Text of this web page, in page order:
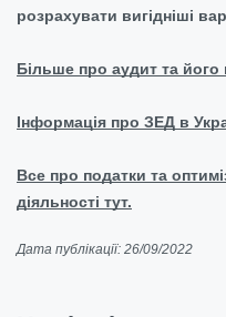
розрахувати вигідніші
Більше про аудит та його
Інформація про ЗЕД в
Все про податки та
діяльності тут.
Дата публікації: 26/09/2022